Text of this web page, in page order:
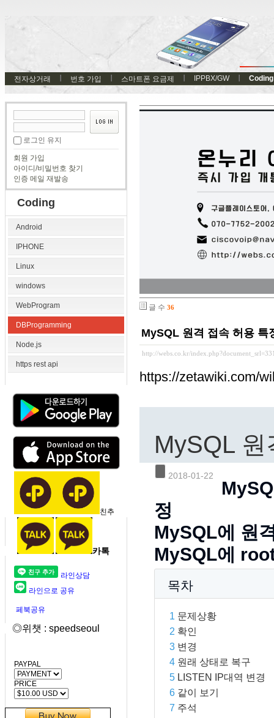
전자상거래 번호 가입 스마트폰 요금제 IPPBX/GW Coding
로그인 유지
회원 가입
아이디/비밀번호 찾기
인증 메일 재발송
Coding
Android
IPHONE
Linux
windows
WebProgram
DBProgramming
Node.js
https rest api
친추
카톡
라인상담
라인으로 공유
페북공유
◎위챗 : speedseoul
PAYPAL
PRICE
글 수 36
MySQL 원격 접속 허용 특
http://webs.co.kr/
https://zetawiki.com/
MySQL
2018-01-22
정
MySQL에 원
MySQL에
목차
1 문제상황
2 확인
3 변경
4 원래 상태로 복구
5 LISTEN IP대역 변경
6 같이 보기
7 주석